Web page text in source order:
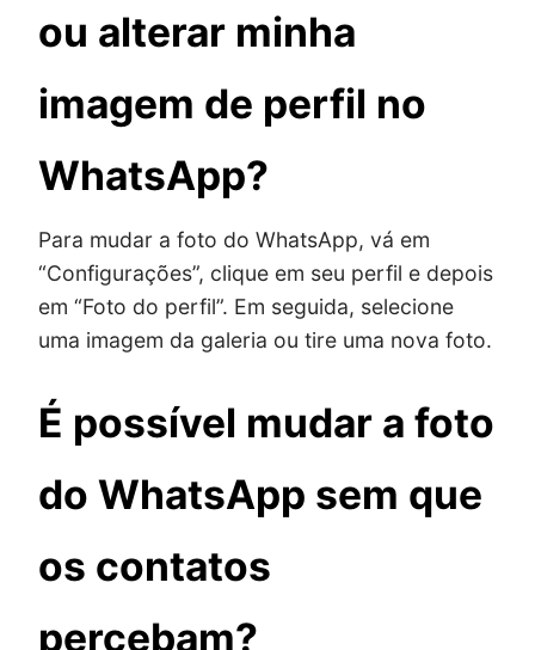
ou alterar minha
imagem de perfil no
WhatsApp?
Para mudar a foto do WhatsApp, vá em
“Configurações”, clique em seu perfil e depois
em “Foto do perfil”. Em seguida, selecione
uma imagem da galeria ou tire uma nova foto.
É possível mudar a foto
do WhatsApp sem que
os contatos
percebam?